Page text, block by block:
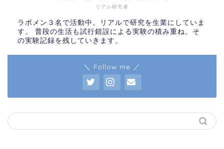
リアル研究者
ラボメン３名で活動中。リアルで研究を生業にしていま
す。 普段の生活も試行錯誤による実験の積み重ね。そ
の実験記録を残していきます。
＼ Follow me ／